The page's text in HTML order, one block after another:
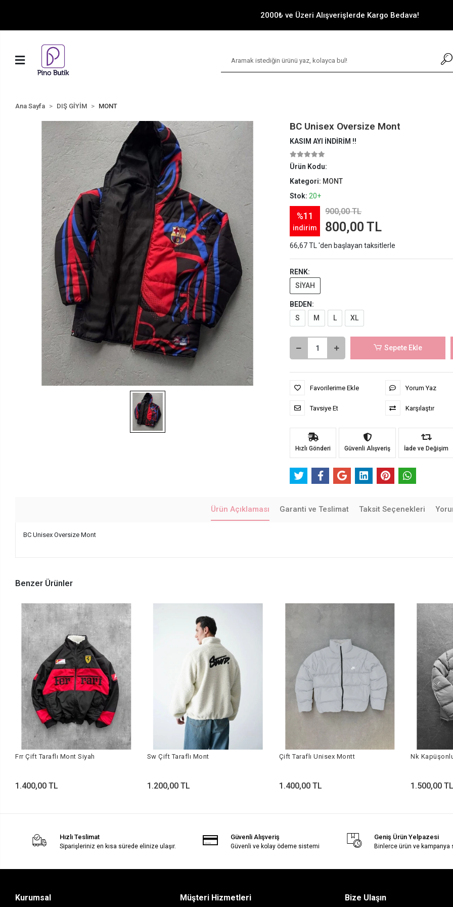
2000₺ ve Üzeri Alışverişlerde Kargo Bedava!
Ana Sayfa DIŞ GİYİM MONT
BC Unisex Oversize Mont
KASIM AYI İNDİRİM !!
Ürün Kodu:
Kategori: MONT
Stok:20+
%11
indirim
900,00 TL
800,00 TL
66,67 TL 'den başlayan taksitlerle
RENK:
SİYAH
BEDEN:
S
M L XL
Sepete Ekle
Favorilerime Ekle
Tavsiye Et
Yorum Yaz
Karşılaştır
Hızlı Gönderi Güvenli Alışveriş İade ve Değişim
Ürün Açıklaması Garanti ve Teslimat Taksit Seçenekleri
BC Unisex Oversize Mont
Benzer Ürünler
Frr Çift Taraflı Mont Siyah
1.400,00 TL
Sw Çift Taraflı Mont
1.200,00 TL
Çift Taraflı Unisex Montt
1.400,00 TL
Nk
1.500,00
Hızlı Teslimat
Siparişleriniz en kısa sürede elinize ulaşır.
Güvenli Alışveriş
Güvenli ve kolay ödeme sistemi
Geniş Ürün Yelpazesi
Binlerce ürün ve kampanya
Kurumsal Müşteri Hizmetleri Bize Ulaşın